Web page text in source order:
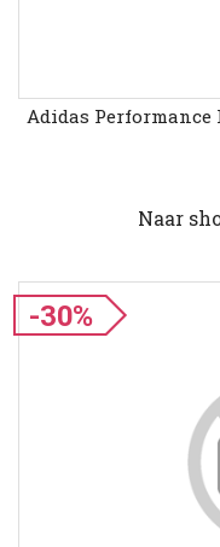
Adidas Performance
Naar
-30%